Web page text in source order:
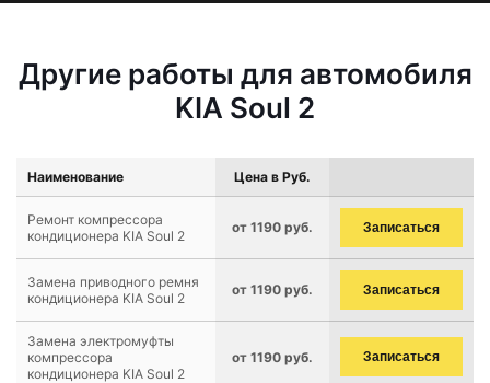
Другие работы для автомобиля
KIA Soul 2
Наименование Цена в Руб.
Ремонт компрессора
кондиционера KIA Soul 2
от 1190 руб. Записаться
Замена приводного ремня
кондиционера KIA Soul 2
от 1190 руб. Записаться
Замена электромуфты
компрессора
кондиционера KIA Soul 2
от 1190 руб. Записаться